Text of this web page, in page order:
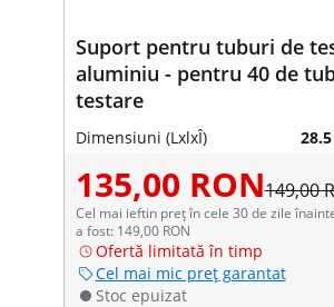
Suport pentru tuburi de
aluminiu - pentru 40 de
testare
Dimensiuni (LxlxÎ)
135,00 RON149,00
Cel mai ieftin preț în cele 30 de zile
a fost: 149,00 RON
Ofertă limitată în timp
Cel mai mic preț garantat
Stoc epuizat